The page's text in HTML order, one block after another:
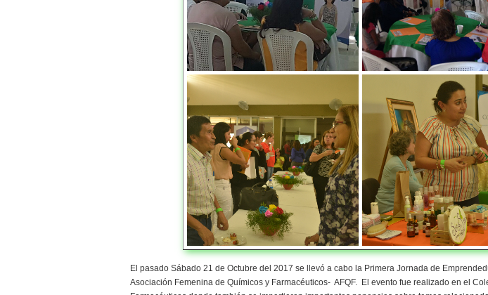
El pasado Sábado 21 de Octubre del 2017 se llevó a cabo la Primera Jornada de
Asociación Femenina de Químicos y Farmacéuticos- AFQF. El evento fue realizado en el